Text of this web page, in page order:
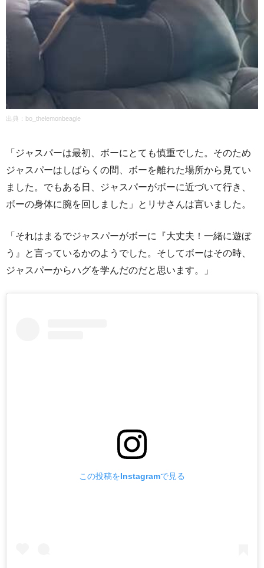
出典： bo_thelemonbeagle
「ジャスパーは最初、ボーにとても慎重でした。そのため
ジャスパーはしばらくの間、ボーを離れた場所から見てい
ました。でもある日、ジャスパーがボーに近づいて行き、
ボーの身体に腕を回しました」とリサさんは言いました。
「それはまるでジャスパーがボーに『大丈夫！一緒に遊ぼ
う』と言っているかのようでした。そしてボーはその時、
ジャスパーからハグを学んだのだと思います。」
この投稿をInstagramで見る